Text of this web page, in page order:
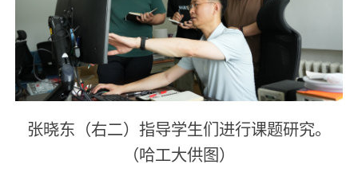
张晓东（右二）指导学生们进行课题研究。
（哈工大供图）